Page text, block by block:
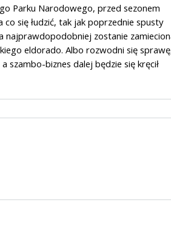
Parku Narodowego, przed sezonem
się łudzić, tak jak poprzednie spusty
najprawdopodobniej zostanie
eldorado. Albo rozwodni się
szambo-biznes dalej będzie się kręcił